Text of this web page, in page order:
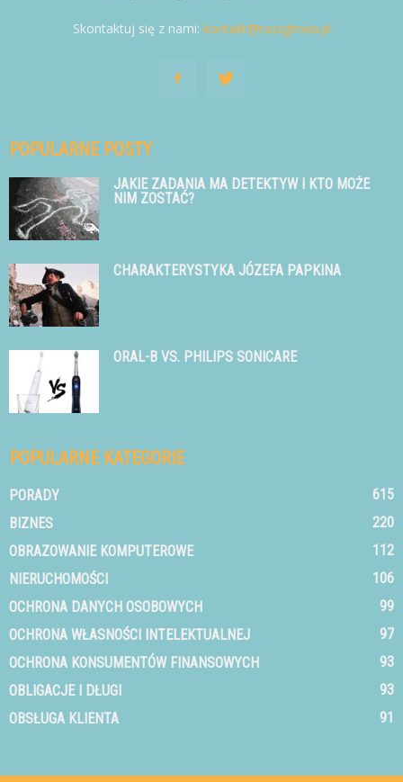
Skontaktuj się z nami: kontakt@ruszglowa.pl
POPULARNE POSTY
JAKIE ZADANIA MA DETEKTYW I KTO MOŻE
NIM ZOSTAĆ?
CHARAKTERYSTYKA JÓZEFA PAPKINA
ORAL-B VS. PHILIPS SONICARE
POPULARNE KATEGORIE
PORADY
615
BIZNES
220
OBRAZOWANIE KOMPUTEROWE
112
NIERUCHOMOŚCI
106
OCHRONA DANYCH OSOBOWYCH
99
OCHRONA WŁASNOŚCI INTELEKTUALNEJ
97
OCHRONA KONSUMENTÓW FINANSOWYCH
93
OBLIGACJE I DŁUGI
93
OBSŁUGA KLIENTA
91